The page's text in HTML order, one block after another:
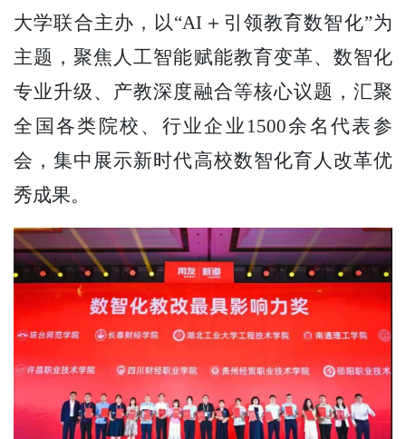
大学联合主办，以“AI＋引领教育数智化”为
主题，聚焦人工智能赋能教育变革、数智化
专业升级、产教深度融合等核心议题，汇聚
全国各类院校、行业企业1500余名代表参
会，集中展示新时代高校数智化育人改革优
秀成果。